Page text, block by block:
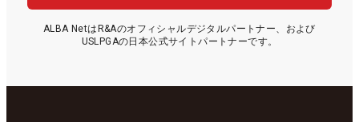
ALBA NetはR&Aのオフィシャルデジタルパートナー、および
USLPGAの日本公式サイトパートナーです。